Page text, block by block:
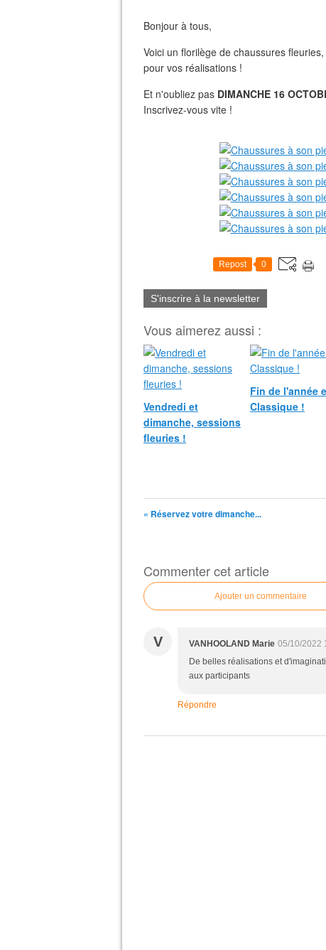
Bonjour à tous,
Voici un florilège de chaussures
pour vos réalisations !
Et n'oubliez pas DIMANCHE 16
Inscrivez-vous vite !
Repost 0
S'inscrire à la newsletter
Vous aimerez aussi :
Vendredi et
dimanche, sessions
fleuries !
Fin de l'année
Classique !
« Réservez votre dimanche...
Commenter cet article
Ajouter un commentaire
V VANHOOLAND Marie 05/10/2022
De belles réalisations et
aux participants
Répondre